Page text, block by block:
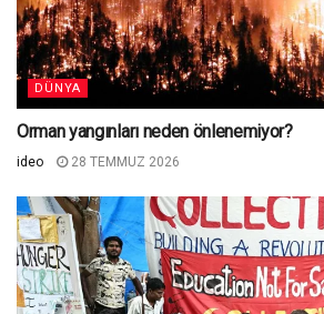
DÜNYA
Orman yangınları neden önlenemiyor?
ideo 28 TEMMUZ 2026